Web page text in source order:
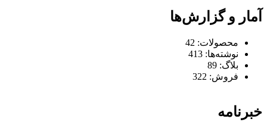
آمار و گزارش‌ها
محصولات: 42
نوشته‌ها: 413
بلاگ: 89
فروش: 322
خبرنامه